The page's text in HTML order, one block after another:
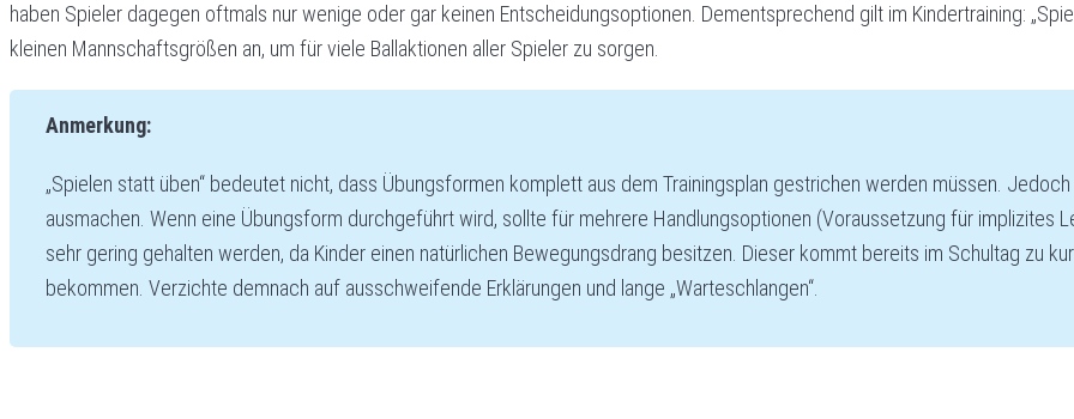
haben Spieler dagegen oftmals nur wenige oder gar keinen Entscheidungsoptionen. Dementsprechend gilt im Kindertraining:
kleinen Mannschaftsgrößen an, um für viele Ballaktionen aller Spieler zu sorgen.
Anmerkung:
„Spielen statt üben“ bedeutet nicht, dass Übungsformen komplett aus dem Trainingsplan gestrichen werden müssen.
ausmachen. Wenn eine Übungsform durchgeführt wird, sollte für mehrere Handlungsoptionen (Voraussetzung für implizites
sehr gering gehalten werden, da Kinder einen natürlichen Bewegungsdrang besitzen. Dieser kommt bereits im Schultag zu
bekommen. Verzichte demnach auf ausschweifende Erklärungen und lange „Warteschlangen“.